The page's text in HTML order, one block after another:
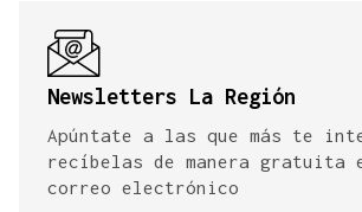
Newsletters La Región
Apúntate a las que más te
recíbelas de manera gratuita
correo electrónico